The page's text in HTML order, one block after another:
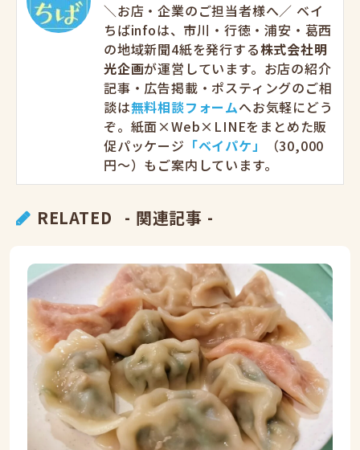
＼お店・企業のご担当者様へ／ ベイ
ちばinfoは、市川・行徳・浦安・葛西
の地域新聞4紙を発行する株式会社明
光企画が運営しています。お店の紹介
記事・広告掲載・ポスティングのご相
談は無料相談フォームへお気軽にどう
ぞ。紙面×Web×LINEをまとめた販
促パッケージ 「ベイパケ」
（30,000
円〜）もご案内しています。
RELATED - 関連記事 -